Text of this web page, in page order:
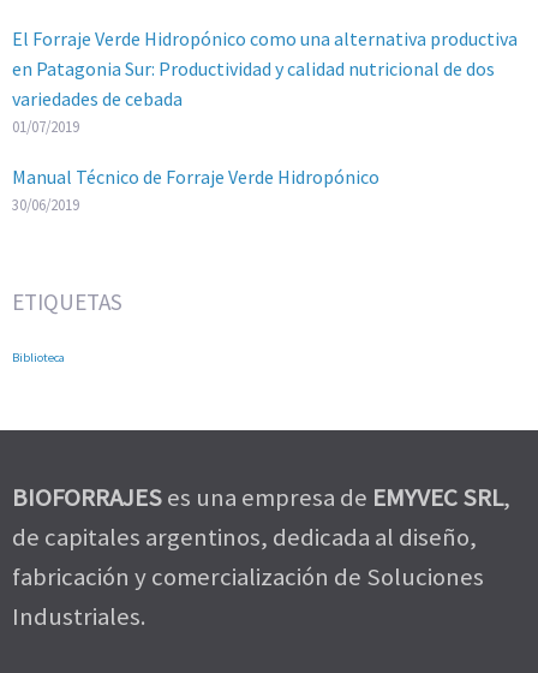
El Forraje Verde Hidropónico como una alternativa productiva
en Patagonia Sur: Productividad y calidad nutricional de dos
variedades de cebada
01/07/2019
Manual Técnico de Forraje Verde Hidropónico
30/06/2019
ETIQUETAS
Biblioteca
BIOFORRAJESes una empresa de EMYVEC SRL,
de capitales argentinos, dedicada al diseño,
fabricación y comercialización de Soluciones
Industriales.